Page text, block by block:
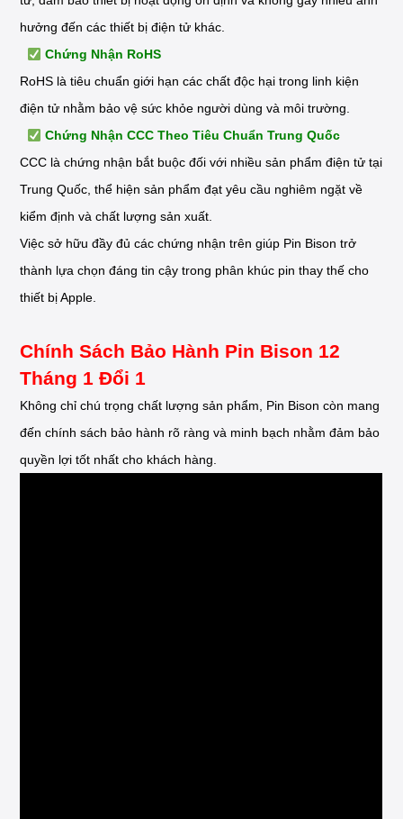
hưởng đến các thiết bị điện tử khác.
Chứng Nhận RoHS
RoHS là tiêu chuẩn giới hạn các chất độc hại trong linh kiện
điện tử nhằm bảo vệ sức khỏe người dùng và môi trường.
Chứng Nhận CCC Theo Tiêu Chuẩn Trung Quốc
CCC là chứng nhận bắt buộc đối với nhiều sản phẩm điện tử tại
Trung Quốc, thể hiện sản phẩm đạt yêu cầu nghiêm ngặt về
kiểm định và chất lượng sản xuất.
Việc sở hữu đầy đủ các chứng nhận trên giúp Pin Bison trở
thành lựa chọn đáng tin cậy trong phân khúc pin thay thế cho
thiết bị Apple.
Chính Sách Bảo Hành Pin Bison 12
Tháng 1 Đổi 1
Không chỉ chú trọng chất lượng sản phẩm, Pin Bison còn mang
đến chính sách bảo hành rõ ràng và minh bạch nhằm đảm bảo
quyền lợi tốt nhất cho khách hàng.